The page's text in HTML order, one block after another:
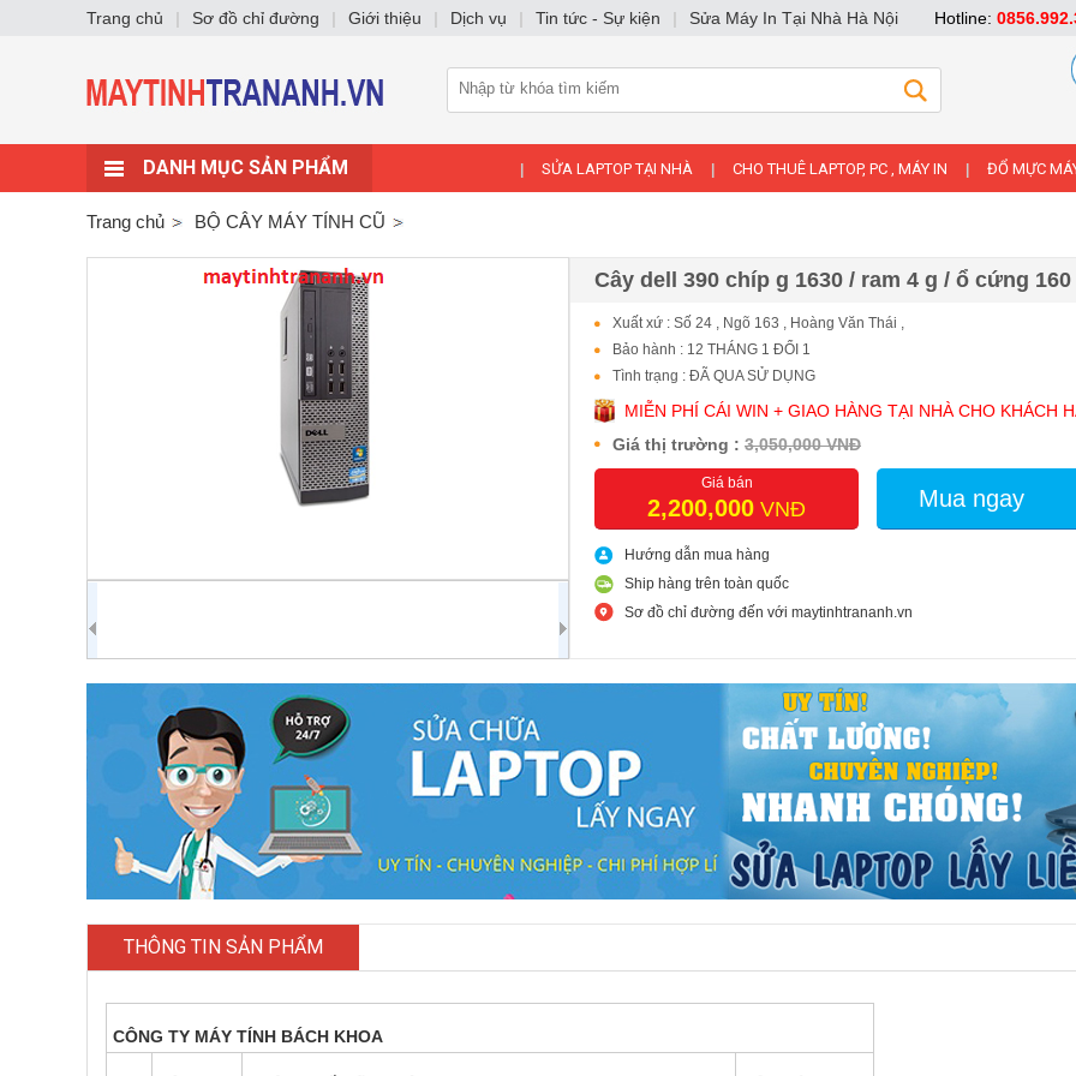
DANH MỤC SẢN PHẨM SỬA LAPTOP TẠI NHÀ CHO THUÊ LAPTOP, PC , MÁY IN ĐỔ MỰC
Trang chủ BỘ CÂY MÁY TÍNH CŨ
Cây dell 390 chíp g 1630 / ram 4 g / ổ cứng 160
Xuất xứ : Số 24 , Ngõ 163 , Hoàng Văn Thái ,
Bảo hành : 12 THÁNG 1 ĐỔI 1
Tình trạng : ĐÃ QUA SỬ DỤNG
MIỄN PHÍ CÁI WIN + GIAO HÀNG TẠI NHÀ CHO KHÁCH
Giá thị trường : 3,050,000 VNĐ
Giá bán
2,200,000 VNĐ Mua ngay
Hướng dẫn mua hàng
Ship hàng trên toàn quốc
Sơ đồ chỉ đường đến với maytinhtrananh.vn
THÔNG TIN SẢN PHẨM
CÔNG TY MÁY TÍNH BÁCH KHOA
Trang chủ | Sơ đồ chỉ đường | Giới thiệu | Dịch vụ | Tin tức - Sự kiện | Sửa Máy In Tại Nhà Hà Nội Hotline: